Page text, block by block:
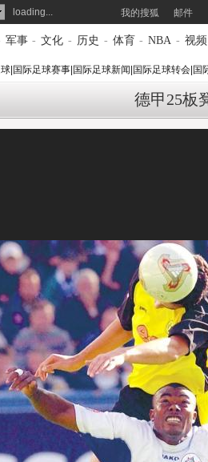
loading... 我的搜狐 邮件
军事 - 文化 - 历史 - 体育 - NBA - 视频
球|国际足球赛事|国际足球新闻|国际足球转会|国
德甲25板